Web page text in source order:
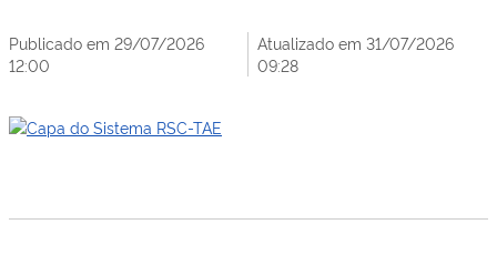
Publicado em 29/07/2026
12:00
Atualizado em 31/07/2026
09:28